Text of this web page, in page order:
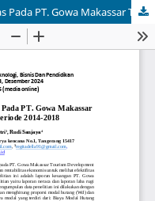
Analisis Biaya Modal Dan Rentabilitas Pada PT. Gowa Makassar Tourism Development Tbk Periode 2014-2018